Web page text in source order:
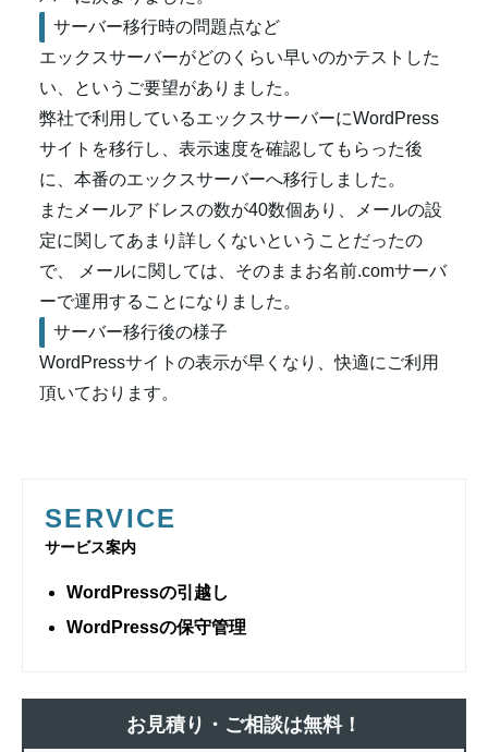
サーバー移行時の問題点など
エックスサーバーがどのくらい早いのかテストした
い、というご要望がありました。
弊社で利用しているエックスサーバーにWordPress
サイトを移行し、表示速度を確認してもらった後
に、本番のエックスサーバーへ移行しました。
またメールアドレスの数が40数個あり、メールの設
定に関してあまり詳しくないということだったの
で、 メールに関しては、そのままお名前.comサーバ
ーで運用することになりました。
サーバー移行後の様子
WordPressサイトの表示が早くなり、快適にご利用
頂いております。
SERVICE
サービス案内
WordPressの引越し
WordPressの保守管理
お見積り・ご相談は無料！